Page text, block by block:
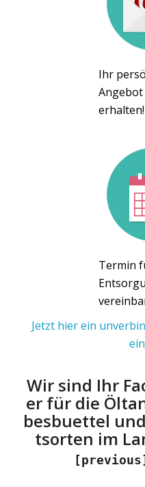
Ihr
erhalten!
Termin
Jetzt hier ein
Wir sind Ihr
er für die
besbuettel
tsorten im